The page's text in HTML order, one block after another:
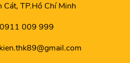
Cát, TP.Hồ Chí Minh
009 999